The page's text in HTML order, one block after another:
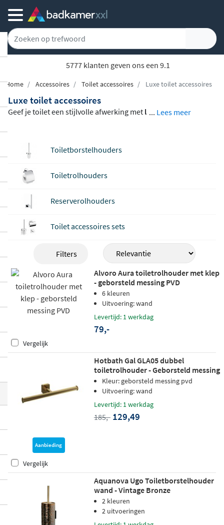
5777 klanten geven ons een 9.1
Home Accessoires Toilet accessoires Luxe toilet accessoires
Luxe toilet accessoires
Geef je toilet een stijlvolle afwerking met l
toiletrolhouders en reserverolhouders tot
toiletborstelhouders en complete sets: je
vindt hier alles om je toilet praktisch en m
ooi in te richten.
borsteld messingzijn volop vertegenwoor
digd, zodat je eenvoudig een samenhange
nde, luxueuze look creëert. Of je nu kiest v
oor wandmontage of een vrijstaand mode
l, er is altijd een passende optie.
... Lees meer
Toiletborstelhouders
Toiletrolhouders
Reserverolhouders
Toilet accessoires sets
Filters
Alvoro Aura toiletrolhouder met klep
- geborsteld messing PVD
6 kleuren
Uitvoering: wand
Levertijd: 1 werkdag
79,-
Vergelijk
Aanbieding
Hotbath Gal GLA05 dubbel
toiletrolhouder - Geborsteld messing
PVDKleur: geborsteld messing pvd
Uitvoering: wand
Levertijd: 1 werkdag
185,- 129,49
Vergelijk
Aquanova Ugo Toiletborstelhouder
wand - Vintage Bronze
2 kleuren
2 uitvoeringen